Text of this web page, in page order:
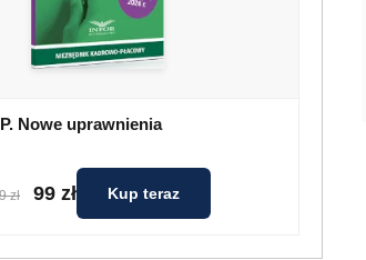
Nowe uprawnienia
zł 99 zł Kup teraz